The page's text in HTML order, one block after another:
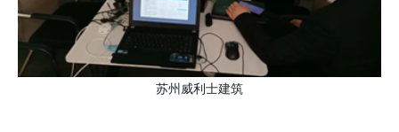
苏州威利士建筑